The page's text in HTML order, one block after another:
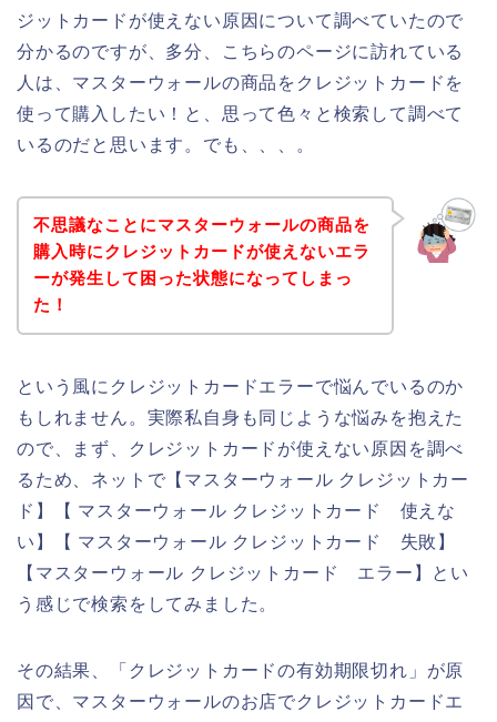
ジットカードが使えない原因について調べていたので
分かるのですが、多分、こちらのページに訪れている
人は、マスターウォールの商品をクレジットカードを
使って購入したい！と、思って色々と検索して調べて
いるのだと思います。でも、、、。
不思議なことにマスターウォールの商品を
購入時にクレジットカードが使えないエラ
ーが発生して困った状態になってしまっ
た！
という風にクレジットカードエラーで悩んでいるのか
もしれません。実際私自身も同じような悩みを抱えた
ので、まず、クレジットカードが使えない原因を調べ
るため、ネットで【マスターウォール クレジットカー
ド】【 マスターウォール クレジットカード 使えな
い】【 マスターウォール クレジットカード 失敗】
【マスターウォール クレジットカード エラー】とい
う感じで検索をしてみました。
その結果、「クレジットカードの有効期限切れ」が原
因で、マスターウォールのお店でクレジットカードエ